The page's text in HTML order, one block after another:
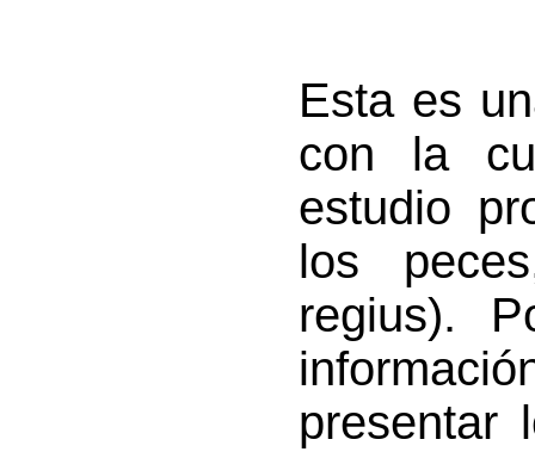
Esta es
con la
estudio
los
regius).
presentar